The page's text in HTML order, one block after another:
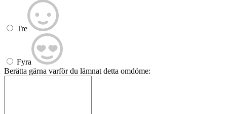
Tre
Fyra
Berätta gärna varför du lämnat detta omdöme: